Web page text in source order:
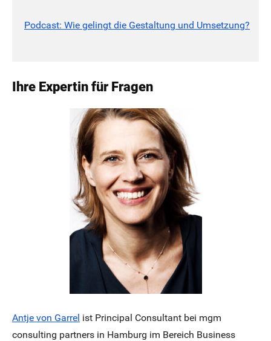
Podcast: Wie gelingt die Gestaltung und Umsetzung?
Ihre Expertin für Fragen
Antje von Garrel ist Principal Consultant bei mgm
consulting partners in Hamburg im Bereich Business